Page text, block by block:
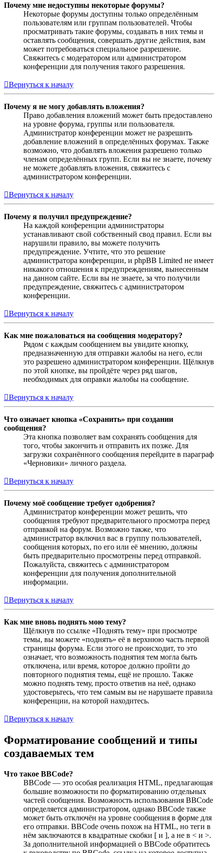
Почему мне недоступны некоторые форумы?
Некоторые форумы доступны только определённым
пользователям или группам пользователей. Чтобы
просматривать такие форумы, создавать в них темы и
оставлять сообщения, совершать другие действия, вам
может потребоваться специальное разрешение.
Свяжитесь с модератором или администратором
конференции для получения такого разрешения.
Вернуться к началу
Почему я не могу добавлять вложения?
Право добавления вложений может быть предоставлено
на уровне форума, группы или пользователя.
Администратор конференции может не разрешить
добавление вложений в определённых форумах. Также
возможно, что добавлять вложения разрешено только
членам определённых групп. Если вы не знаете, почему
не можете добавлять вложения, свяжитесь с
администратором конференции.
Вернуться к началу
Почему я получил предупреждение?
На каждой конференции администраторы
устанавливают свой собственный свод правил. Если вы
нарушили правило, вы можете получить
предупреждение. Учтите, что это решение
администратора конференции, и phpBB Limited не имеет
никакого отношения к предупреждениям, вынесенным
на данном сайте. Если вы не знаете, за что получили
предупреждение, свяжитесь с администратором
конференции.
Вернуться к началу
Как мне пожаловаться на сообщения модератору?
Рядом с каждым сообщением вы увидите кнопку,
предназначенную для отправки жалобы на него, если
это разрешено администратором конференции. Щёлкнув
по этой кнопке, вы пройдёте через ряд шагов,
необходимых для оправки жалобы на сообщение.
Вернуться к началу
Что означает кнопка «Сохранить» при создании
сообщения?
Эта кнопка позволяет вам сохранять сообщения для
того, чтобы закончить и отправить их позже. Для
загрузки сохранённого сообщения перейдите в параграф
«Черновики» личного раздела.
Вернуться к началу
Почему моё сообщение требует одобрения?
Администратор конференции может решить, что
сообщения требуют предварительного просмотра перед
отправкой на форум. Возможно также, что
администратор включил вас в группу пользователей,
сообщения которых, по его или её мнению, должны
быть предварительно просмотрены перед отправкой.
Пожалуйста, свяжитесь с администратором
конференции для получения дополнительной
информации.
Вернуться к началу
Как мне вновь поднять мою тему?
Щёлкнув по ссылке «Поднять тему» при просмотре
темы, вы можете «поднять» её в верхнюю часть первой
страницы форума. Если этого не происходит, то это
означает, что возможность поднятия тем могла быть
отключена, или время, которое должно пройти до
повторного поднятия темы, ещё не прошло. Также
можно поднять тему, просто ответив на неё, однако
удостоверьтесь, что тем самым вы не нарушаете правила
конференции, на которой находитесь.
Вернуться к началу
Форматирование сообщений и типы
создаваемых тем
Что такое BBCode?
BBCode — это особая реализация HTML, предлагающая
большие возможности по форматированию отдельных
частей сообщения. Возможность использования BBCode
определяется администратором, однако BBCode также
может быть отключён на уровне сообщения в форме для
его отправки. BBCode очень похож на HTML, но теги в
нём заключаются в квадратные скобки [ и ], а не в < и >.
За дополнительной информацией о BBCode обратитесь